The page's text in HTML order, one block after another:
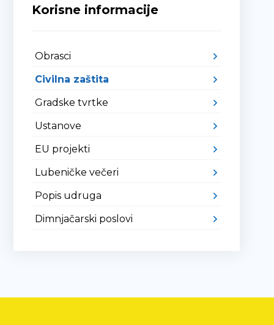
Korisne informacije
Obrasci
Civilna zaštita
Gradske tvrtke
Ustanove
EU projekti
Lubeničke večeri
Popis udruga
Dimnjačarski poslovi